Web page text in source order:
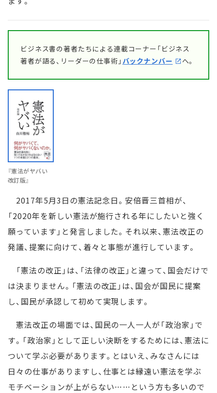
ビジネス書の著者たちによる連載コーナー「ビジネス
著者が語る、リーダーの仕事術」 バックナンバー へ。
『憲法がヤバい
改訂版』
2017年5月3日の憲法記念日。安倍晋三首相が、
「2020年を新しい憲法が施行される年にしたいと強く
願っています」と発言しました。それ以来、憲法改正の
発議、提案に向けて、着々と事態が進行しています。
「憲法の改正」は、「法律の改正」と違って、国会だけで
は決まりません。「憲法の改正」は、国会が国民に提案
し、国民が承認して初めて実現します。
憲法改正の場面では、国民の一人一人が「政治家」で
す。「政治家」として正しい決断をするためには、憲法に
ついて学ぶ必要があります。とはいえ、みなさんには
日々の仕事がありますし、仕事とは縁遠い憲法を学ぶ
モチベーションが上がらない……という方も多いので